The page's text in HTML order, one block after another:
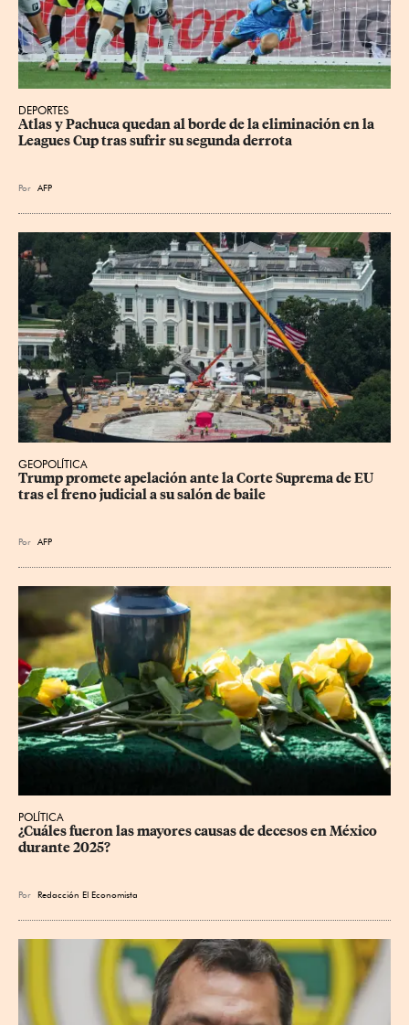
DEPORTES
Atlas y Pachuca quedan al borde de la eliminación en la
Leagues Cup tras sufrir su segunda derrota
Por AFP
GEOPOLÍTICA
Trump promete apelación ante la Corte Suprema de EU
tras el freno judicial a su salón de baile
Por AFP
POLÍTICA
¿Cuáles fueron las mayores causas de decesos en México
durante 2025?
Por Redacción El Economista